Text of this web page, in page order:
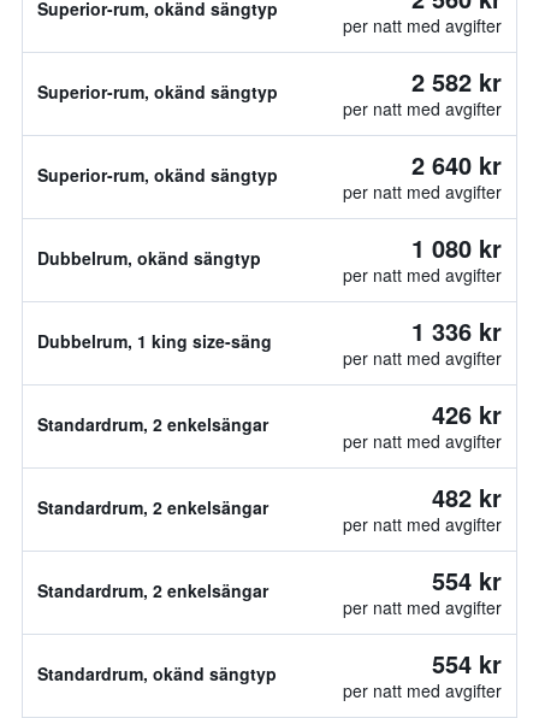
Superior-rum, okänd sängtyp
per natt med avgifter
Superior-rum, okänd sängtyp 2 582 kr
per natt med avgifter
Superior-rum, okänd sängtyp 2 640 kr
per natt med avgifter
Dubbelrum, okänd sängtyp 1 080 kr
per natt med avgifter
Dubbelrum, 1 king size-säng 1 336 kr
per natt med avgifter
Standardrum, 2 enkelsängar 426 kr
per natt med avgifter
Standardrum, 2 enkelsängar 482 kr
per natt med avgifter
Standardrum, 2 enkelsängar 554 kr
per natt med avgifter
Standardrum, okänd sängtyp 554 kr
per natt med avgifter